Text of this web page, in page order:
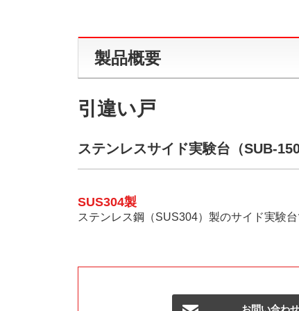
製品概要
引違い戸
ステンレスサイド実験台（SUB-
SUS304製
ステンレス鋼（SUS304）製のサイド実験台